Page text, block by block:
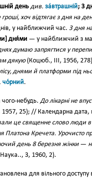
день див. за́втрашній; 3
хоч відтягає з дня на
у найближчий час. З дня
дня́ми — у найближчий з
думаю запрягтися у
дякую(Коцюб., III, 1956,
днями й платформи під
чо́рний.
чого-небудь.До лікарні не
25); // Календарна дата,
це священне слово люди
Кречета. Урочисто
день 8 березня жінки —
3, 1960, 2).
для вільного